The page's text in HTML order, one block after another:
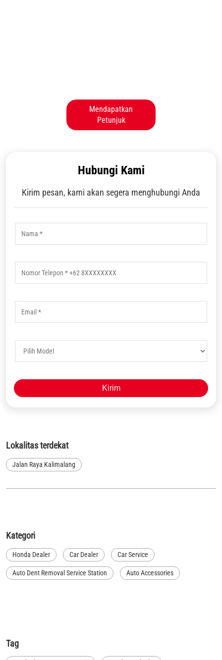
Mendapatkan
Petunjuk
Hubungi Kami
Kirim pesan, kami akan segera menghubungi Anda
Lokalitas terdekat
Jalan Raya Kalimalang
Kategori
Honda Dealer Car Dealer Car Service
Auto Dent Removal Service Station Auto Accessories
Tag